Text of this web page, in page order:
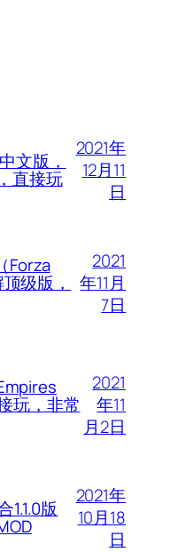
文版，
直接玩
2021年
12月11
日
Forza
级版，
2021
年11月
7日
玩，非常
2021
年11
月2日
版
2021年
10月18
日